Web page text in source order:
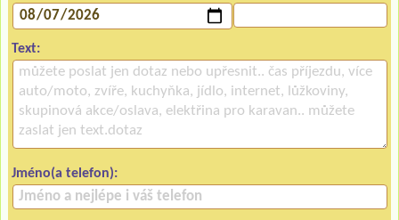
Text:
Jméno(a telefon):